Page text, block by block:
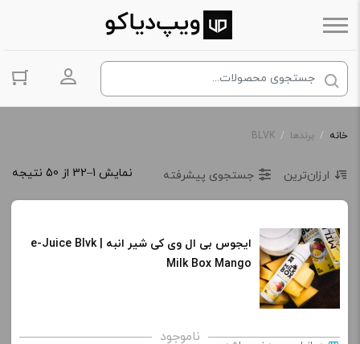
ورود به
خانه / برندها /
BLVK
نمایش 1–32 از 50 نتیجه ارزان‌ترین جستجوی پیشرفته
ایجوس بی ال وی کی شیر انبه | e-Juice Blvk
Milk Box Mango
ناموجود